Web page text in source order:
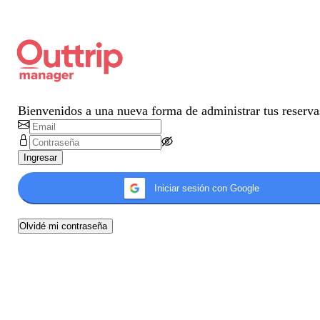
Bienvenidos a una nueva forma de administrar tus
Ingresar
Iniciar sesión con Google
Olvidé mi contraseña